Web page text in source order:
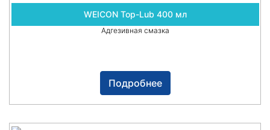
WEICON Top-Lub 400 мл
Адгезивная смазка
Подробнее